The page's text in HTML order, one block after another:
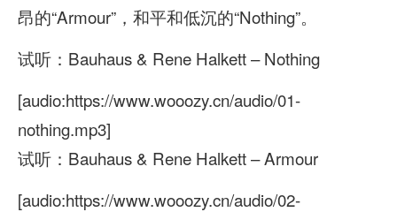
昂的“Armour”，和平和低沉的“Nothing”。
试听：Bauhaus & Rene Halkett – Nothing
[audio:https://www.wooozy.cn/audio/01-
nothing.mp3]
试听：Bauhaus & Rene Halkett – Armour
[audio:https://www.wooozy.cn/audio/02-